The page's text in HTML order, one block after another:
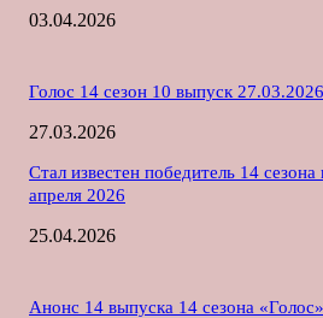
03.04.2026
Голос 14 сезон 10 выпуск 27.03.2026
27.03.2026
Стал известен победитель 14
апреля 2026
25.04.2026
Анонс 14 выпуска 14 сезона